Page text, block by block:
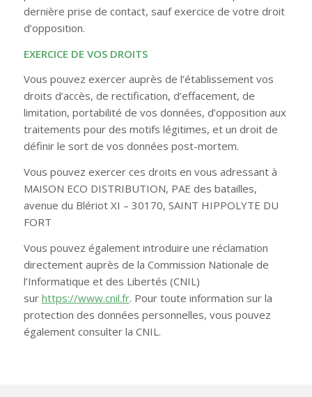
dernière prise de contact, sauf exercice de votre droit
d’opposition.
EXERCICE DE VOS DROITS
Vous pouvez exercer auprès de l’établissement vos
droits d’accès, de rectification, d’effacement, de
limitation, portabilité de vos données, d’opposition aux
traitements pour des motifs légitimes, et un droit de
définir le sort de vos données post-mortem.
Vous pouvez exercer ces droits en vous adressant à
MAISON ECO DISTRIBUTION, PAE des batailles,
avenue du Blériot XI – 30170, SAINT HIPPOLYTE DU
FORT
Vous pouvez également introduire une réclamation
directement auprès de la Commission Nationale de
l’Informatique et des Libertés (CNIL)
sur https://www.cnil.fr. Pour toute information sur la
protection des données personnelles, vous pouvez
également consulter la CNIL.